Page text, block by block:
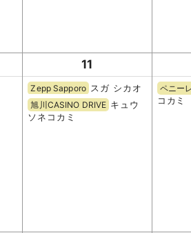
11
Zepp Sapporo スガ シカオ
旭川CASINO DRIVE キュウ
ソネコカミ
ペニー
コカミ